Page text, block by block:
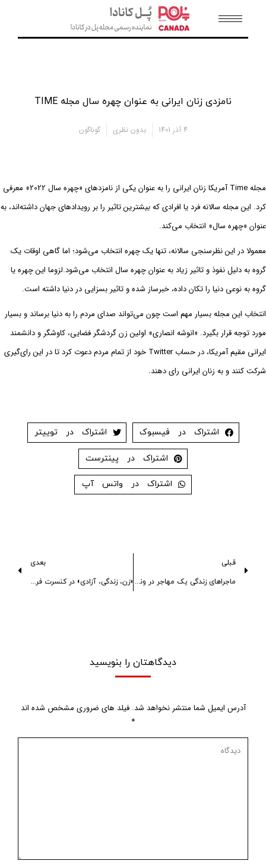
نامزدی زنان ایرانی به عنوان چهره سال مجله TIME
4 آذر 1401 بدون نظری گوناگون
مجله Time آمریکا زنان ایرانی را به عنوان یکی از نامزدهای «چهره سال 2022» معرفی
کرد. این مجله سالانه فرد یا افرادی که بیشترین تاثیر را بر رویدادهای جهان داشته‌اند، به
عنوان «چهره سال» انتخاب می‌کند.
معمولا در این نظرسنجی‌ سالانه، تنها یک چهره انتخاب می‌شود؛ اما گاهی اوقات یک
گروه به دلیل نفوذ و تاثیر زیاد به عنوان چهره سال انتخاب می‌شود.لزوما این چهره یا
گروه به نوعی دنیا را تکان داده، خبرساز شده و تاثیر بسزایی در دنیا داشته است.
انتخاب این مجله بسیار مهم است چون می‌تواند صدای مردم را به دنیا برساند و بسیار
مورد توجه قرار بگیرد. «انوشه انصاری» اولین زن گردشگر فضایی، کاوشگر و دانشمند
ایرانی مقیم آمریکا، در حساب Twitter خود از تمام مردم دعوت کرد تا در این رای‌گیری
شرکت کنند و به زنان ایرانی رای دهند.
اشتراک در فیسبوک اشتراک در توییتر
اشتراک در پینترست
اشتراک در واتس آپ
قبلی
ماجراهای زندگی یک مهاجر در ونکوور
بعدی
«زن، زندگی، آزادی» در کنسرت فرهاد دریا
دیدگاهتان را بنویسید
آدرس ایمیل شما منتشر نخواهد شد. فیلد های ضروری مشخص شده اند
*
دیدگاه